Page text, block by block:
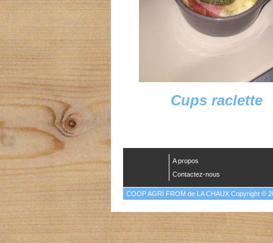
Cups raclette
A propos
Contactez-nous
COOP AGRI FROM de LA CHAUX Copyright ©